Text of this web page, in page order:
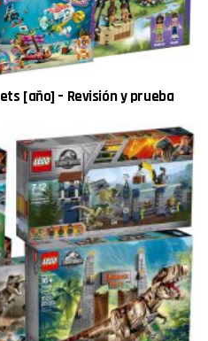
[año] – Revisión y prueba